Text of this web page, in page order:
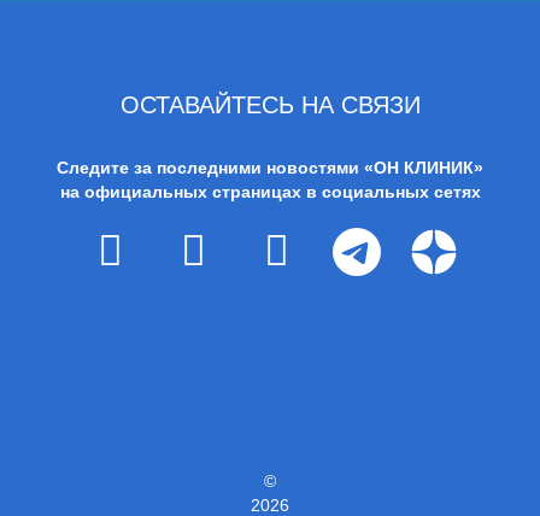
ОСТАВАЙТЕСЬ НА СВЯЗИ
Следите за последними новостями «ОН КЛИНИК»
на официальных страницах в социальных сетях
©
2026